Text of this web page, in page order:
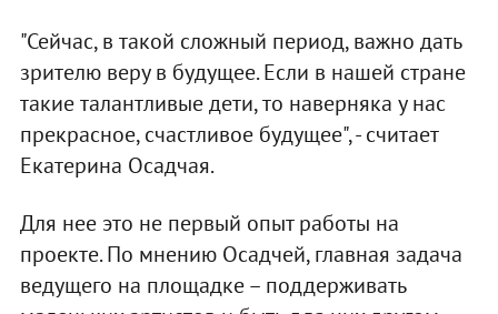
"Сейчас, в такой сложный период, важно дать
зрителю веру в будущее. Если в нашей стране
такие талантливые дети, то наверняка у нас
прекрасное, счастливое будущее", - считает
Екатерина Осадчая.
Для нее это не первый опыт работы на
проекте. По мнению Осадчей, главная задача
ведущего на площадке – поддерживать